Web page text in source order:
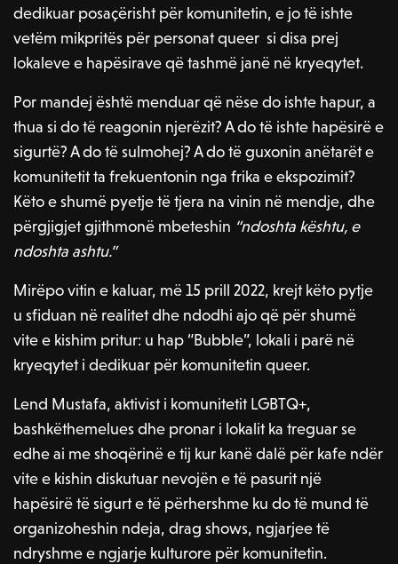
dedikuar posaçërisht për komunitetin, e jo të ishte
vetëm mikpritës për personat queer si disa prej
lokaleve e hapësirave që tashmë janë në kryeqytet.
Por mandej është menduar që nëse do ishte hapur, a
thua si do të reagonin njerëzit? A do të ishte hapësirë e
sigurtë? A do të sulmohej? A do të guxonin anëtarët e
komunitetit ta frekuentonin nga frika e ekspozimit?
Këto e shumë pyetje të tjera na vinin në mendje, dhe
përgjigjet gjithmonë mbeteshin “ndoshta kështu, e
ndoshta ashtu.”
Mirëpo vitin e kaluar, më 15 prill 2022, krejt këto pytje
u sfiduan në realitet dhe ndodhi ajo që për shumë
vite e kishim pritur: u hap “Bubble”, lokali i parë në
kryeqytet i dedikuar për komunitetin queer.
Lend Mustafa, aktivist i komunitetit LGBTQ+,
bashkëthemelues dhe pronar i lokalit ka treguar se
edhe ai me shoqërinë e tij kur kanë dalë për kafe ndër
vite e kishin diskutuar nevojën e të pasurit një
hapësirë të sigurt e të përhershme ku do të mund të
organizoheshin ndeja, drag shows, ngjarjee të
ndryshme e ngjarje kulturore për komunitetin.